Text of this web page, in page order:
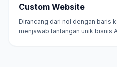
Custom Website
Dirancang dari nol dengan baris
menjawab tantangan unik bisnis